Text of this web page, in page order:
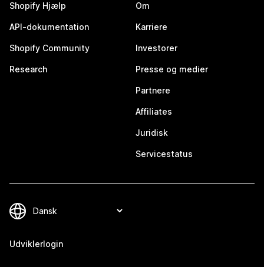
Shopify Hjælp
API-dokumentation
Shopify Community
Research
Om
Karriere
Investorer
Presse og medier
Partnere
Affiliates
Juridisk
Servicestatus
Udviklerlogin